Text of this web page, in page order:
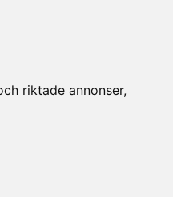
riktade annonser,